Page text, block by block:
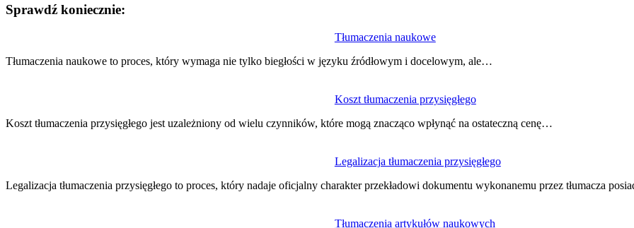
Sprawdź koniecznie:
Tłumaczenia naukowe
Tłumaczenia naukowe to proces, który wymaga nie tylko biegłości w języku źródłowym i docelowym, ale…
Koszt tłumaczenia przysięgłego
Koszt tłumaczenia przysięgłego jest uzależniony od wielu czynników, które mogą znacząco wpłynąć na ostateczną cenę…
Legalizacja tłumaczenia przysięgłego
Legalizacja tłumaczenia przysięgłego to proces, który nadaje oficjalny charakter przekładowi dokumentu wykonanemu przez tłumacza
Tłumaczenia artykułów naukowych
wpisu